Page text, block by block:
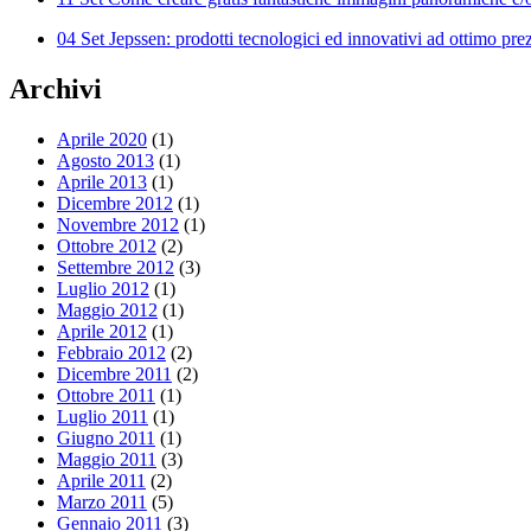
04 Set Jepssen: prodotti tecnologici ed innovativi ad ottimo
Archivi
Aprile 2020 (1)
Agosto 2013 (1)
Aprile 2013 (1)
Dicembre 2012 (1)
Novembre 2012 (1)
Ottobre 2012 (2)
Settembre 2012 (3)
Luglio 2012 (1)
Maggio 2012 (1)
Aprile 2012 (1)
Febbraio 2012 (2)
Dicembre 2011 (2)
Ottobre 2011 (1)
Luglio 2011 (1)
Giugno 2011 (1)
Maggio 2011 (3)
Aprile 2011 (2)
Marzo 2011 (5)
Gennaio 2011 (3)